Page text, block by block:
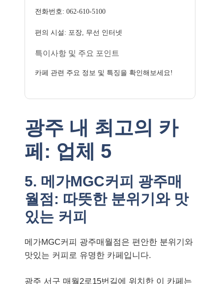
전화번호: 062-610-5100
편의 시설: 포장, 무선 인터넷
특이사항 및 주요 포인트
카페 관련 주요 정보 및 특징을 확인해보세요!
광주 내 최고의 카
페: 업체 5
5. 메가MGC커피 광주매
월점: 따뜻한 분위기와 맛
있는 커피
메가MGC커피 광주매월점은 편안한 분위기와
맛있는 커피로 유명한 카페입니다.
광주 서구 매월2로15번길에 위치한 이 카페는